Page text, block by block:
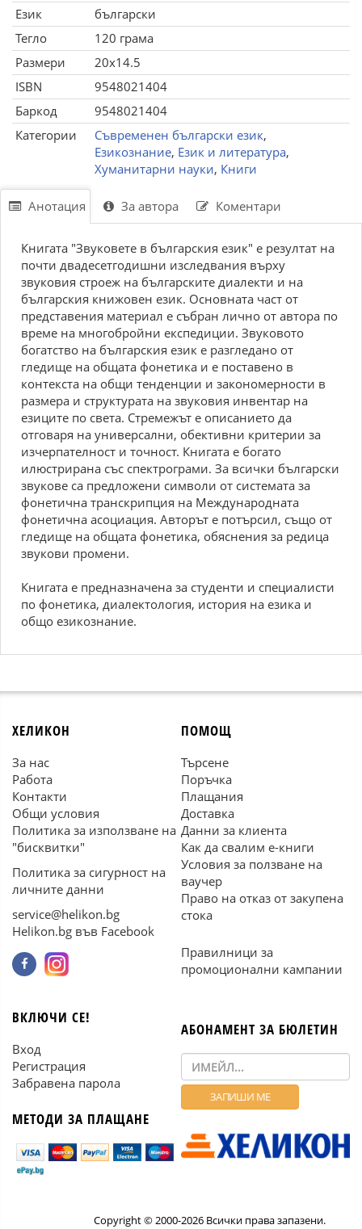
Език
български
Тегло
120 грама
Размери
20x14.5
ISBN
9548021404
Баркод
9548021404
Категории
Съвременен български език,
Езикознание, Език и литература,
Хуманитарни науки, Книги
Анотация За автора Коментари
Книгата "Звуковете в българския език" е резултат на
почти двадесетгодишни изследвания върху
звуковия строеж на българските диалекти и на
българския книжовен език. Основната част от
представения материал е събран лично от автора по
време на многобройни експедиции. Звуковото
богатство на българския език е разгледано от
гледище на общата фонетика и е поставено в
контекста на общи тенденции и закономерности в
размера и структурата на звуковия инвентар на
езиците по света. Стремежът е описанието да
отговаря на универсални, обективни критерии за
изчерпателност и точност. Книгата е богато
илюстрирана със спектрограми. За всички български
звукове са предложени символи от системата за
фонетична транскрипция на Международната
фонетична асоциация. Авторът е потърсил, също от
гледище на общата фонетика, обяснения за редица
звукови промени.
Книгата е предназначена за студенти и специалисти
по фонетика, диалектология, история на езика и
общо езикознание.
ХЕЛИКОН
За нас
Работа
Контакти
Общи условия
Политика за използване на
"бисквитки"
Политика за сигурност на
личните данни
service@helikon.bg
Helikon.bg във Facebook
ПОМОЩ
Търсене
Поръчка
Плащания
Доставка
Данни за клиента
Как да свалим е-книги
Условия за ползване на
ваучер
Право на отказ от закупена
стока
Правилници за
промоционални кампании
ВКЛЮЧИ СЕ!
Вход
Регистрация
Забравена парола
МЕТОДИ ЗА ПЛАЩАНЕ
АБОНАМЕНТ ЗА БЮЛЕТИН
Copyright © 2000-2026 Всички права запазени.